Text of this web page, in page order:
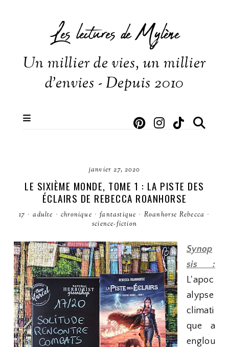
Les lectures de Mylène
Un millier de vies, un millier
d'envies - Depuis 2010
janvier 27, 2020
LE SIXIÈME MONDE, TOME 1 : LA PISTE DES
ÉCLAIRS DE REBECCA ROANHORSE
17 · adulte · chronique · fantastique · Roanhorse Rebecca ·
science-fiction
Synop
sis :
L'apoc
alypse
climati
que a
englou